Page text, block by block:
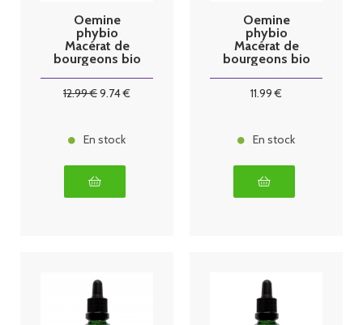
Oemine
phybio
Macérat de
bourgeons bio
12.99€9.74€
En stock
Oemine
phybio
Macérat de
bourgeons bio
11.99 €
En stock